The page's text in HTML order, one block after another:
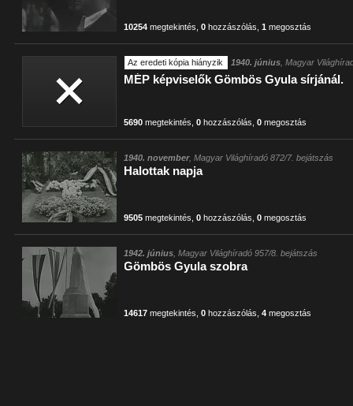
10254 megtekintés ,0 hozzászólás ,1 megosztás
Az eredeti kópia hiányzik 1940. június , Magyar
MÉP képviselők Gömbös Gyula sírjánál.
5690 megtekintés ,0 hozzászólás ,0 megosztás
1940. november, Magyar Világhíradó 872/7. bejátszás
Halottak napja
9505 megtekintés ,0 hozzászólás ,0 megosztás
1942. június , Magyar Világhíradó 957/8. bejátszás
Gömbös Gyula szobra
14617 megtekintés ,0 hozzászólás ,4 megosztás